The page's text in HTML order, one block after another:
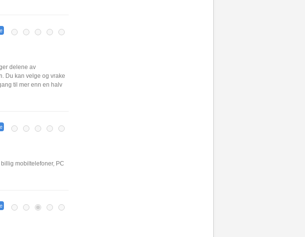
delene av
Du kan velge og vrake
til mer enn en halv
mobiltelefoner, PC